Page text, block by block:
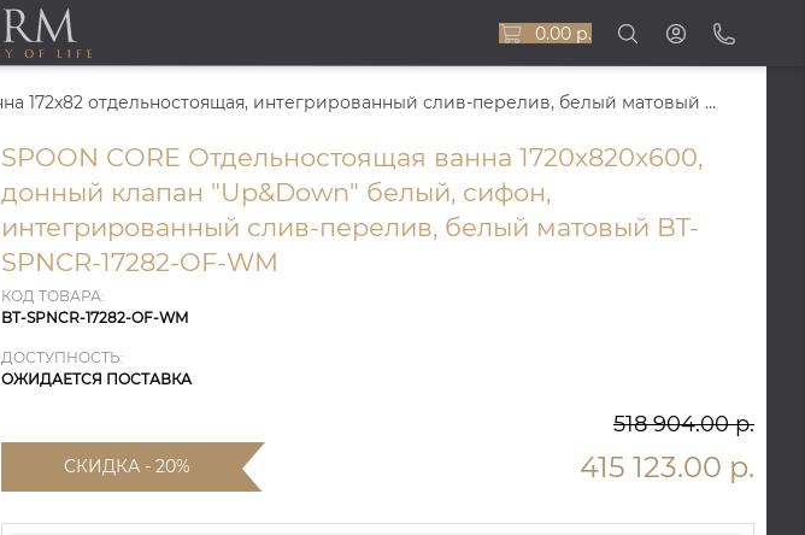
0.00 р.
SPOON CORE Ванна 172x82 отдельностоящая, интегрированный слив-перелив, белый матовый BT-SPNCR-17282-OF-WM
SPOON CORE Отдельностоящая ванна 1720х820х600,
донный клапан "Up&Down" белый, сифон,
интегрированный слив-перелив, белый матовый BT-
SPNCR-17282-OF-WM
КОД ТОВАРА:
BT-SPNCR-17282-OF-WM
ДОСТУПНОСТЬ:
ОЖИДАЕТСЯ ПОСТАВКА
518 904.00 р.
СКИДКА - 20% 415 123.00 р.